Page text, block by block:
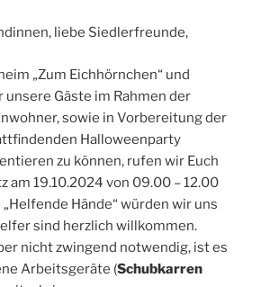
liebe Siedlerfreunde,
„Zum Eichhörnchen“ und
Gäste im Rahmen der
sowie in Vorbereitung der
Halloweenparty
zu können, rufen wir Euch
am 19.10.2024 von 09.00 – 12.00
Hände“ würden wir uns
sind herzlich willkommen.
nicht zwingend notwendig, ist es
Arbeitsgeräte (Schubkarren